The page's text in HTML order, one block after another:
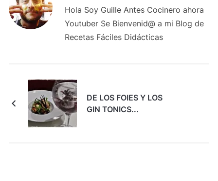
Hola Soy Guille Antes Cocinero ahora
Youtuber Se Bienvenid@ a mi Blog de
Recetas Fáciles Didácticas
DE LOS FOIES Y LOS
GIN TONICS...